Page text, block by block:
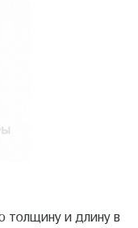
толщину и длину в